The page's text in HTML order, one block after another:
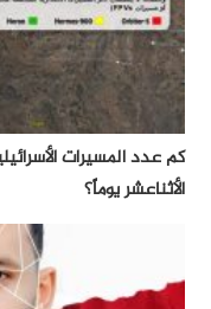
كم عدد المسيرات
الأثناعشر يوماً؟